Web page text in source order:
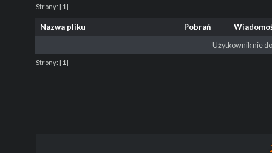
Strony: [1]
Nazwa pliku Pobrań
Użytkownik nie
Strony: [1]